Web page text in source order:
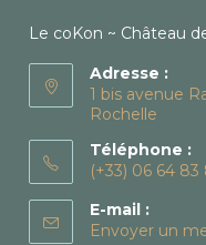
Le coKon ~ Château
Adresse :
1 bis avenue
Rochelle
Téléphone :
(+33) 06 64 83
E-mail :
Envoyer un